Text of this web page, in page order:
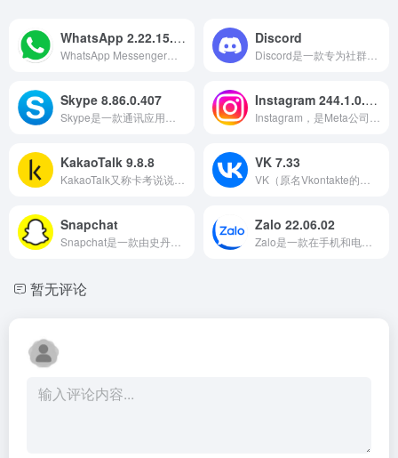
WhatsApp 2.22.15.75 Discord
Skype 8.86.0.407 Instagram 244.1.0.19.110
KakaoTalk 9.8.8 VK 7.33
Snapchat Zalo 22.06.02
暂无评论